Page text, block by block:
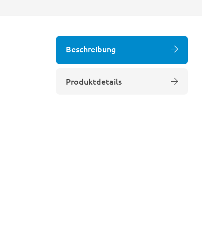
Beschreibung
Produktdetails